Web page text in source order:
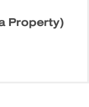
Property)